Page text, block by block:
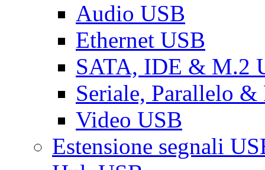
Audio USB
Ethernet USB
SATA, IDE & M.2
Seriale, Parallelo &
Video USB
Estensione segnali